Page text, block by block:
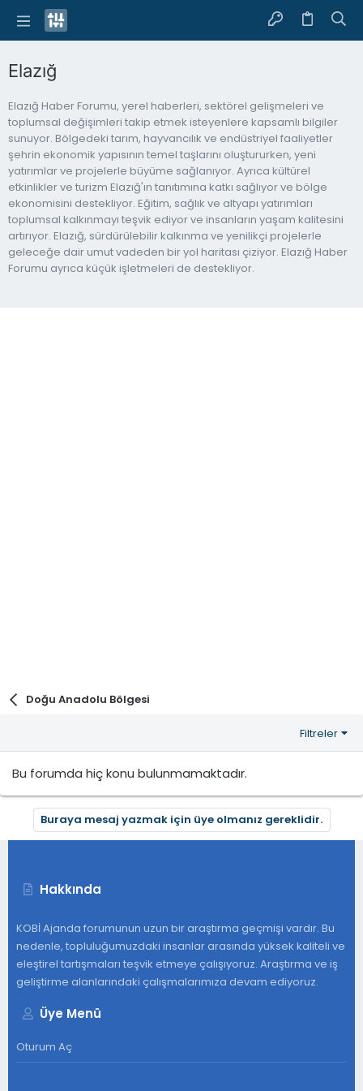
Elazığ
Elazığ Haber Forumu, yerel haberleri, sektörel gelişmeleri ve
toplumsal değişimleri takip etmek isteyenlere kapsamlı bilgiler
sunuyor. Bölgedeki tarım, hayvancılık ve endüstriyel faaliyetler
şehrin ekonomik yapısının temel taşlarını oluştururken, yeni
yatırımlar ve projelerle büyüme sağlanıyor. Ayrıca kültürel
etkinlikler ve turizm Elazığ'ın tanıtımına katkı sağlıyor ve bölge
ekonomisini destekliyor. Eğitim, sağlık ve altyapı yatırımları
toplumsal kalkınmayı teşvik ediyor ve insanların yaşam kalitesini
artırıyor. Elazığ, sürdürülebilir kalkınma ve yenilikçi projelerle
geleceğe dair umut vadeden bir yol haritası çiziyor. Elazığ Haber
Forumu ayrıca küçük işletmeleri de destekliyor.
Doğu Anadolu Bölgesi
Filtreler
Bu forumda hiç konu bulunmamaktadır.
Buraya mesaj yazmak için üye olmanız gereklidir.
Hakkında
KOBİ Ajanda forumunun uzun bir araştırma geçmişi vardır. Bu
nedenle, topluluğumuzdaki insanlar arasında yüksek kaliteli ve
eleştirel tartışmaları teşvik etmeye çalışıyoruz. Araştırma ve iş
geliştirme alanlarındaki çalışmalarımıza devam ediyoruz.
Üye Menü
Oturum Aç